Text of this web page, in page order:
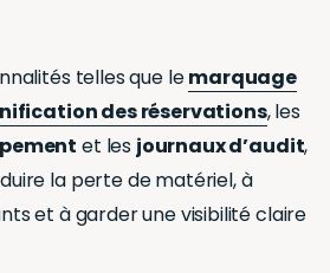
telles que lemarquage
des réservations, les
et les journaux d’audit,
la perte de matériel, à
et à garder une visibilité claire